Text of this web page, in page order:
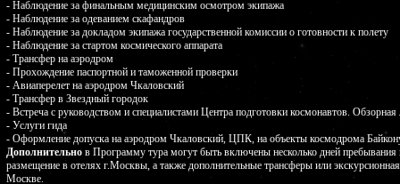
- Наблюдение за финальным медицинским осмотром экипажа
- Наблюдение за одеванием скафандров
- Наблюдение за докладом экипажа государственной комиссии о готовности к полету
- Наблюдение за стартом космического аппарата
- Трансфер на аэродром
- Прохождение паспортной и таможенной проверки
- Авиаперелет на аэродром Чкаловский
- Трансфер в Звездный городок
- Встреча с руководством и специалистами Центра подготовки космонавтов.
- Услуги гида
- Оформление допуска на аэродром Чкаловский, ЦПК, на объекты космодрома
Дополнительно в Программу тура могут быть включены несколько дней
размещение в отелях г.Москвы, а также дополнительные трансферы или
Москве.